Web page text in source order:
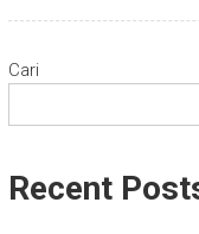
Cari
Recent